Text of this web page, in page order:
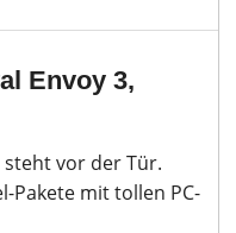
Envoy 3,
steht vor der Tür.
Pakete mit tollen PC-